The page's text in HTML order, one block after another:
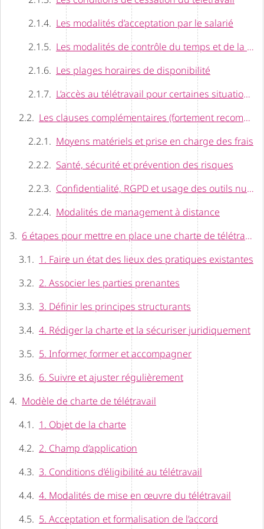
Les modalités d’acceptation par le salarié
Les modalités de contrôle du temps et de la charge de travail
Les plages horaires de disponibilité
L’accès au télétravail pour certaines situations spécifiques
Les clauses complémentaires (fortement recommandées)
Moyens matériels et prise en charge des frais
Santé, sécurité et prévention des risques
Confidentialité, RGPD et usage des outils numériques
Modalités de management à distance
6 étapes pour mettre en place une charte de télétravail
1. Faire un état des lieux des pratiques existantes
2. Associer les parties prenantes
3. Définir les principes structurants
4. Rédiger la charte et la sécuriser juridiquement
5. Informer, former et accompagner
6. Suivre et ajuster régulièrement
Modèle de charte de télétravail
1. Objet de la charte
2. Champ d’application
3. Conditions d’éligibilité au télétravail
4. Modalités de mise en œuvre du télétravail
5. Acceptation et formalisation de l’accord